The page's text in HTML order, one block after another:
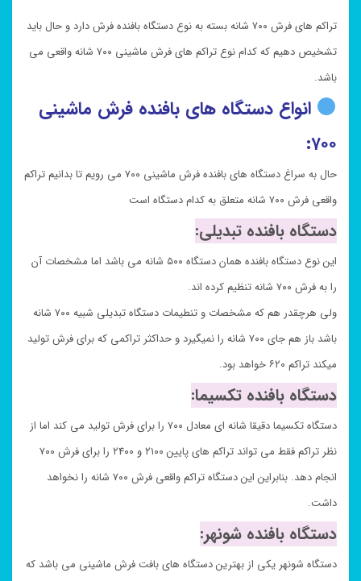
تراکم های فرش ۷۰۰ شانه بسته به نوع دستگاه بافنده فرش دارد و حال باید
تشخیص دهیم که کدام نوع تراکم های فرش ماشینی ۷۰۰ شانه واقعی می
باشد.
انواع دستگاه های بافنده فرش ماشینی
۷۰۰:
حال به سراغ دستگاه های بافنده فرش ماشینی ۷۰۰ می رویم تا بدانیم تراکم
واقعی فرش ۷۰۰ شانه متعلق به کدام دستگاه است
دستگاه بافنده تبدیلی:
این نوع دستگاه بافنده همان دستگاه ۵۰۰ شانه می باشد اما مشخصات آن
را به فرش ۷۰۰ شانه تنظیم کرده اند.
ولی هرچقدر هم که مشخصات و تنطیمات دستگاه تبدیلی شبیه ۷۰۰ شانه
باشد باز هم جای ۷۰۰ شانه را نمیگیرد و حداکثر تراکمی که برای فرش تولید
میکند تراکم ۶۲۰ خواهد بود.
دستگاه بافنده تکسیما:
دستگاه تکسیما دقیقا شانه ای معادل ۷۰۰ را برای فرش تولید می کند اما از
نظر تراکم فقط می تواند تراکم های پایین ۲۱۰۰ و ۲۴۰۰ را برای فرش ۷۰۰
انجام دهد. بنابراین این دستگاه تراکم واقعی فرش ۷۰۰ شانه را نخواهد
داشت.
دستگاه بافنده شونهر:
دستگاه شونهر یکی از بهترین دستگاه های بافت فرش ماشینی می باشد که